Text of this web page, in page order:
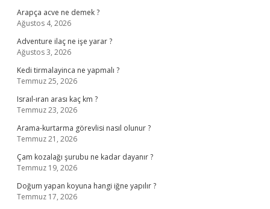
Arapça acve ne demek ?
Ağustos 4, 2026
Adventure ilaç ne işe yarar ?
Ağustos 3, 2026
Kedi tirmalayinca ne yapmalı ?
Temmuz 25, 2026
Israıl-ıran arası kaç km ?
Temmuz 23, 2026
Arama-kurtarma görevlisi nasıl olunur ?
Temmuz 21, 2026
Çam kozalağı şurubu ne kadar dayanır ?
Temmuz 19, 2026
Doğum yapan koyuna hangi iğne yapılır ?
Temmuz 17, 2026